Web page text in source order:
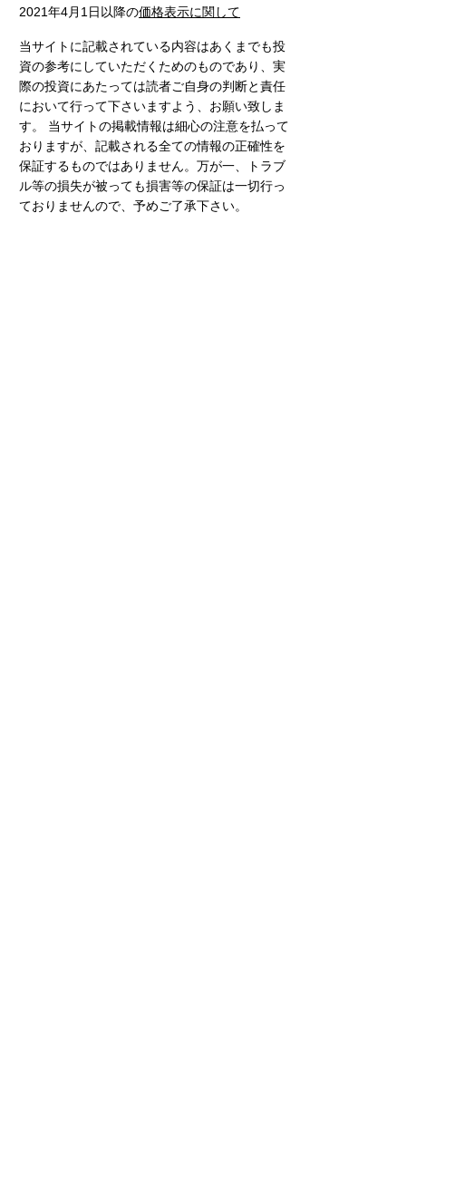
2021年4月1日以降の価格表示に関して
当サイトに記載されている内容はあくまでも投
資の参考にしていただくためのものであり、実
際の投資にあたっては読者ご自身の判断と責任
において行って下さいますよう、お願い致しま
す。 当サイトの掲載情報は細心の注意を払って
おりますが、記載される全ての情報の正確性を
保証するものではありません。万が一、トラブ
ル等の損失が被っても損害等の保証は一切行っ
ておりませんので、予めご了承下さい。